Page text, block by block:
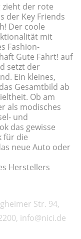
zieht der rote
der Key Friends
Der coole
mit
Fashion-
Gute Fahrt! auf
setzt der
Ein kleines,
Gesamtbild ab
Ob am
als modisches
und
das gewisse
für die
neue Auto oder
Herstellers
Str. 94,
info@nici.de